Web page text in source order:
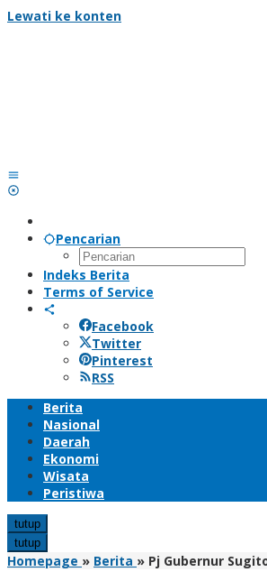
Lewati ke konten
Pencarian
Indeks Berita
Terms of Service
Facebook
Twitter
Pinterest
RSS
Berita
Nasional
Daerah
Ekonomi
Wisata
Peristiwa
tutup
tutup
Homepage » Berita » Pj Gubernur